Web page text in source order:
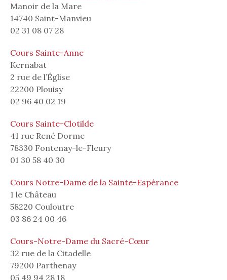
Manoir de la Mare
14740 Saint-Manvieu
02 31 08 07 28
Cours Sainte-Anne
Kernabat
2 rue de l’Église
22200 Plouisy
02 96 40 02 19
Cours Sainte-Clotilde
41 rue René Dorme
78330 Fontenay-le-Fleury
01 30 58 40 30
Cours Notre-Dame de la Sainte-Espérance
1 le Château
58220 Couloutre
03 86 24 00 46
Cours-Notre-Dame du Sacré-Cœur
32 rue de la Citadelle
79200 Parthenay
05 49 94 28 18